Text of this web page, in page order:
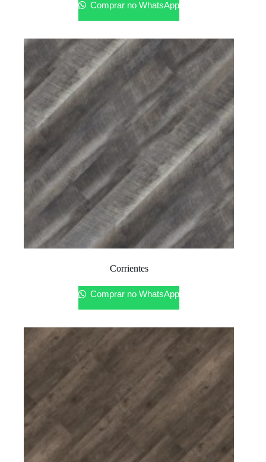
Comprar no WhatsApp
Corrientes
Comprar no WhatsApp